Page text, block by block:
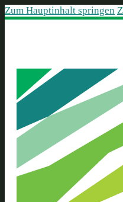
Zum Hauptinhalt springen